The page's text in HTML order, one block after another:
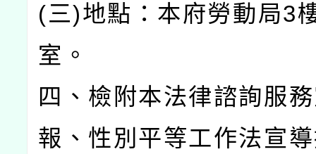
(三)地點：本府勞動局3
室。
四、檢附本法律諮詢服
報、性別平等工作法宣